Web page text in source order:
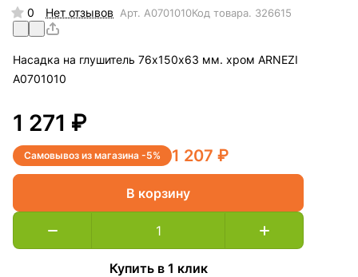
0 Нет отзывов Арт. A0701010Код товара. 326615
Насадка на глушитель 76х150х63 мм. хром ARNEZI
A0701010
1 271 ₽
Самовывоз из магазина -5% 1 207 ₽
В корзину
Купить в 1 клик